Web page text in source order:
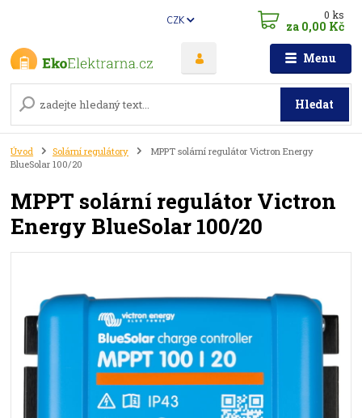
Menu
CZK
Hledat
0ks
za 0,00 Kč
Úvod Solární regulátory
MPPT solární regulátor Victron Energy
BlueSolar 100/20
MPPT solární regulátor Victron
Energy BlueSolar 100/20